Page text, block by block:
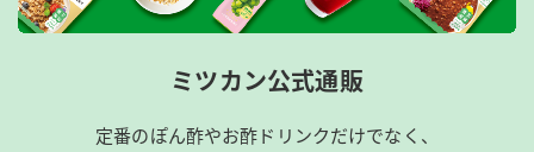
ミツカン公式通販
定番のぽん酢やお酢ドリンクだけでなく、